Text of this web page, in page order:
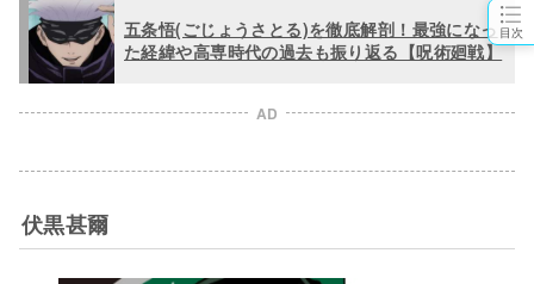
目次
五条悟(ごじょうさとる)を徹底解剖！最強になっ
た経緯や高専時代の過去も振り返る【呪術廻戦】
AD
伏黒甚爾